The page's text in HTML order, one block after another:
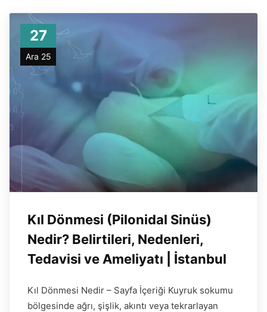
27
Ara 25
Kıl Dönmesi (Pilonidal Sinüs)
Nedir? Belirtileri, Nedenleri,
Tedavisi ve Ameliyatı | İstanbul
Kıl Dönmesi Nedir – Sayfa İçeriği Kuyruk sokumu
bölgesinde ağrı, şişlik, akıntı veya tekrarlayan